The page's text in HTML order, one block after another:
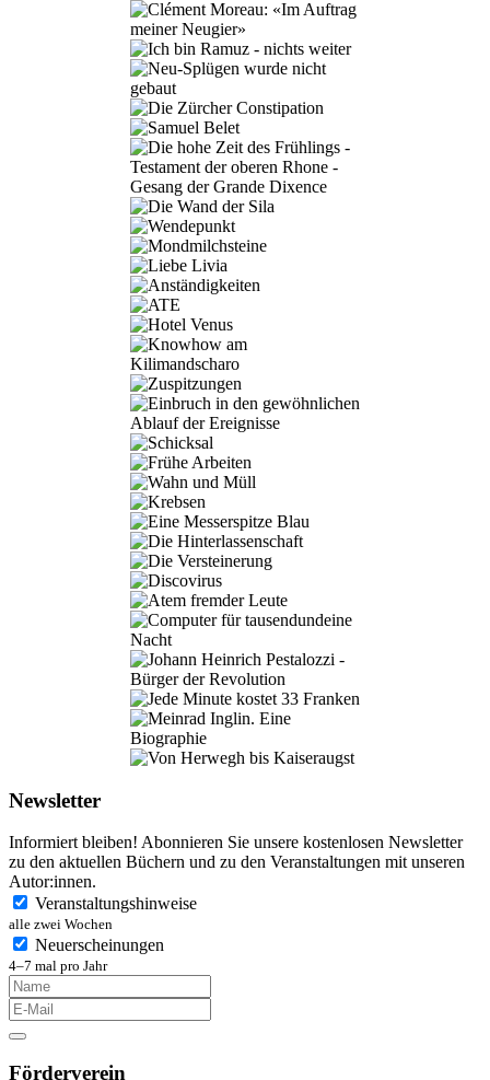
Newsletter
Informiert bleiben! Abonnieren Sie unsere kostenlosen Newsletter
zu den aktuellen Büchern und zu den Veranstaltungen mit unseren
Autor:innen.
Veranstaltungshinweise
alle zwei Wochen
Neuerscheinungen
4–7 mal pro Jahr
Förderverein